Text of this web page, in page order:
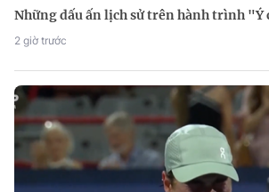
Những dấu ấn lịch sử trên hành trình "Ý
2 giờ trước